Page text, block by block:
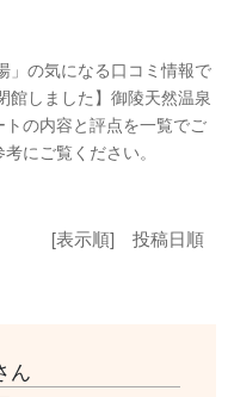
」の気になる口コミ情報で
館しました】御陵天然温泉
の内容と評点を一覧でご
にご覧ください。
[表示順] 投稿日順
ん